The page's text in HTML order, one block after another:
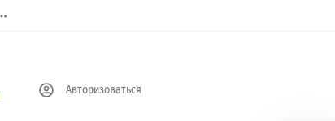
Авторизоваться